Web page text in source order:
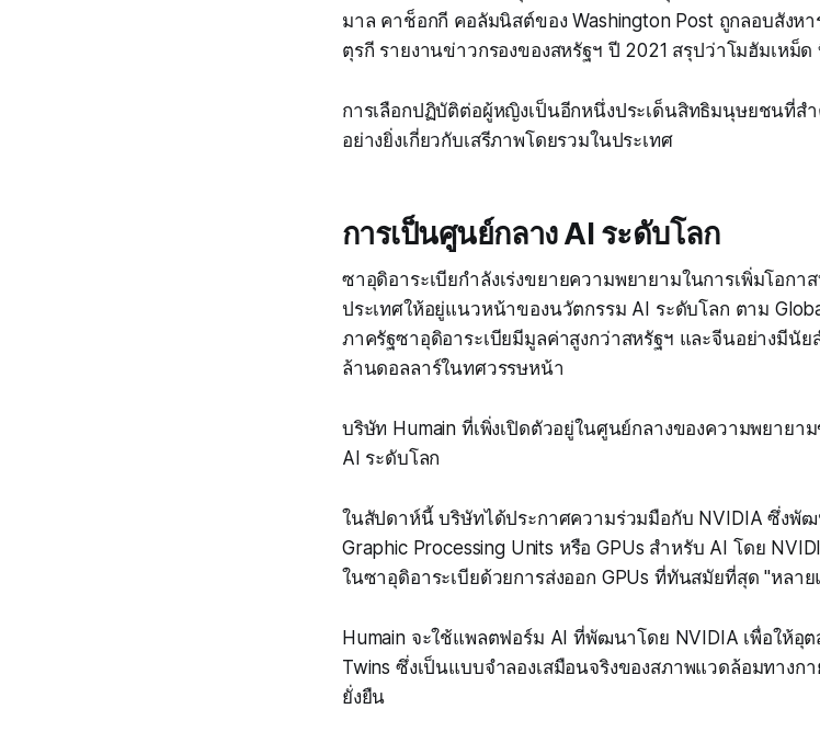
มาล คาช็อกกี คอลัมนิสต์ของ Washington Post ถูกลอบสังห
ตุรกี รายงานข่าวกรองของสหรัฐฯ ปี 2021 สรุปว่าโมฮัมเห
การเลือกปฏิบัติต่อผู้หญิงเป็นอีกหนึ่งประเด็นสิทธิมนุษยชนที่
อย่างยิ่งเกี่ยวกับเสรีภาพโดยรวมในประเทศ
การเป็นศูนย์กลาง AI ระดับโลก
ซาอุดิอาระเบียกำลังเร่งขยายความพยายามในการเพิ่มโอกา
ประเทศให้อยู่แนวหน้าของนวัตกรรม AI ระดับโลก ตาม
ภาครัฐซาอุดิอาระเบียมีมูลค่าสูงกว่าสหรัฐฯ และจีนอย่างมี
ล้านดอลลาร์ในทศวรรษหน้า
บริษัท Humain ที่เพิ่งเปิดตัวอยู่ในศูนย์กลางของความพยายา
AI ระดับโลก
ในสัปดาห์นี้ บริษัทได้ประกาศความร่วมมือกับ NVIDIA ซึ่งพัฒ
Graphic Processing Units หรือ GPUs สำหรับ AI โดย
ในซาอุดิอาระเบียด้วยการส่งออก GPUs ที่ทันสมัยที่สุด "หล
Humain จะใช้แพลตฟอร์ม AI ที่พัฒนาโดย NVIDIA เพื่อให้อุต
Twins ซึ่งเป็นแบบจำลองเสมือนจริงของสภาพแวดล้อมทางก
ยั่งยืน